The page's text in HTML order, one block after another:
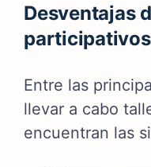
Desventajas
participativos
Entre las
llevar a cabo
encuentran las